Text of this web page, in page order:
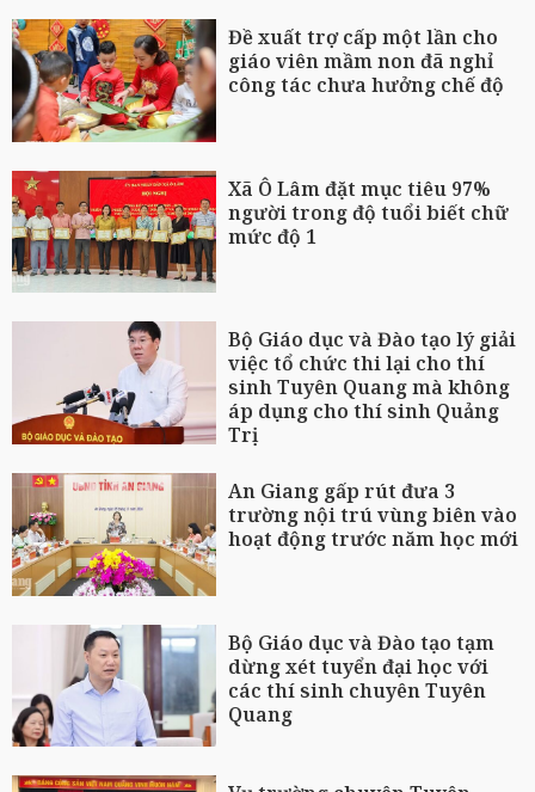
Đề xuất trợ cấp một lần cho
giáo viên mầm non đã nghỉ
công tác chưa hưởng chế độ
Xã Ô Lâm đặt mục tiêu 97%
người trong độ tuổi biết chữ
mức độ 1
Bộ Giáo dục và Đào tạo lý giải
việc tổ chức thi lại cho thí
sinh Tuyên Quang mà không
áp dụng cho thí sinh Quảng
Trị
An Giang gấp rút đưa 3
trường nội trú vùng biên vào
hoạt động trước năm học mới
Bộ Giáo dục và Đào tạo tạm
dừng xét tuyển đại học với
các thí sinh chuyên Tuyên
Quang